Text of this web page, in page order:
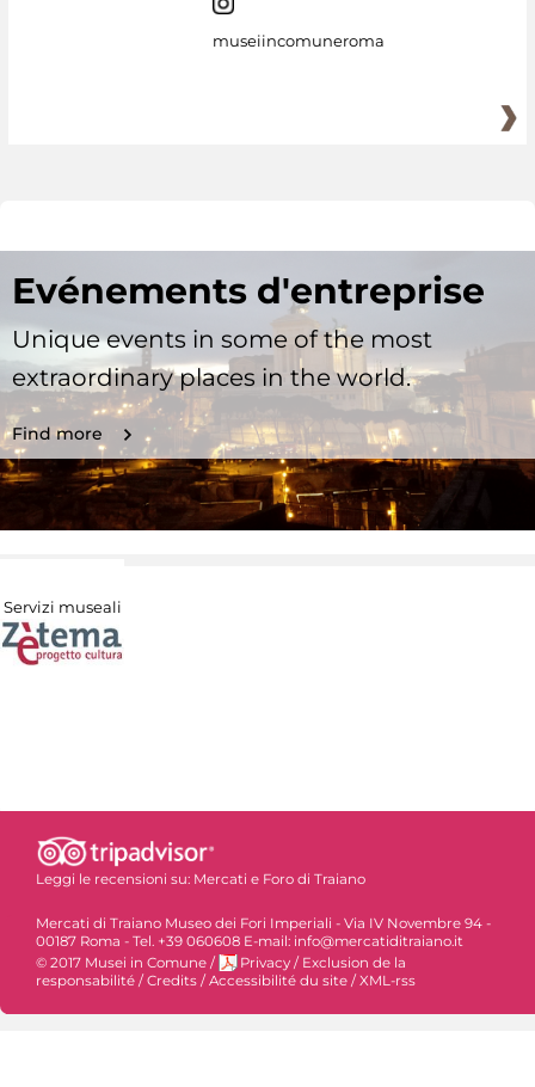
museiincomuneroma
Evénements d'entreprise
Unique events in some of the most
extraordinary places in the world.
Find more
Servizi museali
Leggi le recensioni su: Mercati e Foro di Traiano
Mercati di Traiano Museo dei Fori Imperiali - Via IV Novembre 94 -
00187 Roma - Tel. +39 060608 E-mail: info@mercatiditraiano.it
© 2017 Musei in Comune / Privacy / Exclusion de la
responsabilité /Credits /Accessibilité du site /XML-rss